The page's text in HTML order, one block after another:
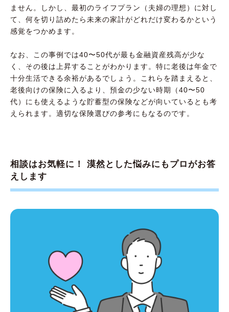
ません。しかし、最初のライフプラン（夫婦の理想）に対し
て、何を切り詰めたら未来の家計がどれだけ変わるかという
感覚をつかめます。
なお、この事例では40〜50代が最も金融資産残高が少な
く、その後は上昇することがわかります。特に老後は年金で
十分生活できる余裕があるでしょう。これらを踏まえると、
老後向けの保険に入るより、預金の少ない時期（40〜50
代）にも使えるような貯蓄型の保険などが向いているとも考
えられます。適切な保険選びの参考にもなるのです。
相談はお気軽に！ 漠然とした悩みにもプロがお答
えします